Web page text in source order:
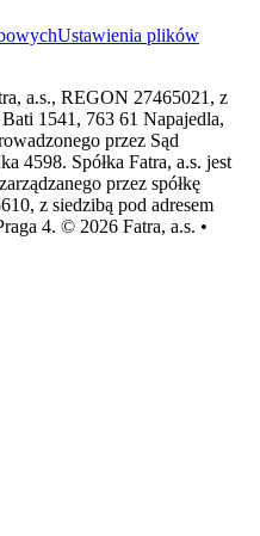
Ustawienia plików
a.s., REGON 27465021, z
1541, 763 61 Napajedla,
przez Sąd
4598. Spółka Fatra, a.s. jest
przez spółkę
z siedzibą pod adresem
4. © 2026 Fatra, a.s. •